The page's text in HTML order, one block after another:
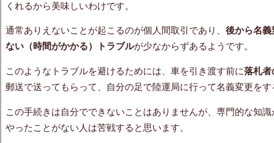
くれるから美味しいわけです。
通常ありえないことが起こるのが個人間取引であり、 後から名
ない（時間がかかる）トラブルが少なからずあるようです。
このようなトラブルを避けるためには、車を引き渡す前に落札者
郵送で送ってもらって、自分の足で陸運局に行って名義変更を
この手続きは自分でできないことはありませんが、専門的な知
やったことがない人は苦戦すると思います。